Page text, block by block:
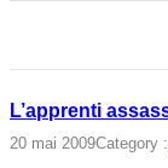
L’apprenti
20 mai 2009Category :